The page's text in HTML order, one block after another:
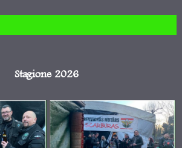
Salta al contenuto
Stagione 2026